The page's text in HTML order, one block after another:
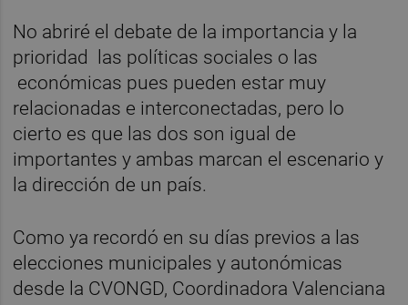
No abriré el debate de la importancia y la
prioridad las políticas sociales o las
económicas pues pueden estar muy
relacionadas e interconectadas, pero lo
cierto es que las dos son igual de
importantes y ambas marcan el escenario y
la dirección de un país.
Como ya recordó en su días previos a las
elecciones municipales y autonómicas
desde la CVONGD, Coordinadora Valenciana